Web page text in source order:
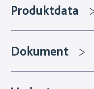
Produktdata
Dokument